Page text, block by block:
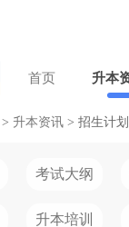
首页 升本
升本资讯 > 招生计划
考试大纲
升本培训